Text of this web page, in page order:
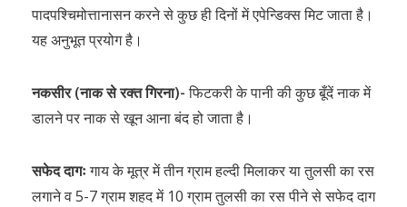
पादपश्चिमोत्तानासन करने से कुछ ही दिनों में एपेन्डिक्स मिट जाता है।
यह अनुभूत प्रयोग है।
नकसीर (नाक से रक्त गिरना)-फिटकरी के पानी की कुछ बूँदें नाक में
डालने पर नाक से खून आना बंद हो जाता है।
सफेद दागःगाय के मूत्र में तीन ग्राम हल्दी मिलाकर या तुलसी का रस
लगाने व 5-7 ग्राम शहद में 10 ग्राम तुलसी का रस पीने से सफेद दाग